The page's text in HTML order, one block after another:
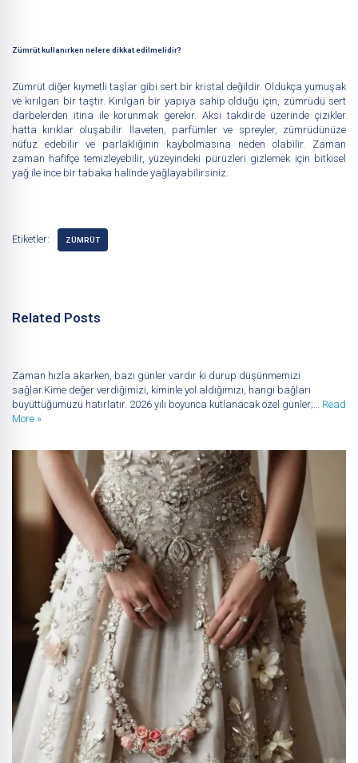
Zümrüt kullanırken nelere dikkat edilmelidir?
Zümrüt diğer kıymetli taşlar gibi sert bir kristal değildir. Oldukça yumuşak
ve kırılgan bir taştır. Kırılgan bir yapıya sahip olduğu için, zümrüdü sert
darbelerden itina ile korunmak gerekir. Aksi takdirde üzerinde çizikler
hatta kırıklar oluşabilir. İlaveten, parfümler ve spreyler, zümrüdünüze
nüfuz edebilir ve parlaklığının kaybolmasına neden olabilir. Zaman
zaman hafifçe temizleyebilir, yüzeyindeki pürüzleri gizlemek için bitkisel
yağ ile ince bir tabaka halinde yağlayabilirsiniz.
Etiketler: ZÜMRÜT
Related Posts
Zaman hızla akarken, bazı günler vardır ki durup düşünmemizi
sağlar.Kime değer verdiğimizi, kiminle yol aldığımızı, hangi bağları
büyüttüğümüzü hatırlatır. 2026 yılı boyunca kutlanacak özel günler;… Read
More »